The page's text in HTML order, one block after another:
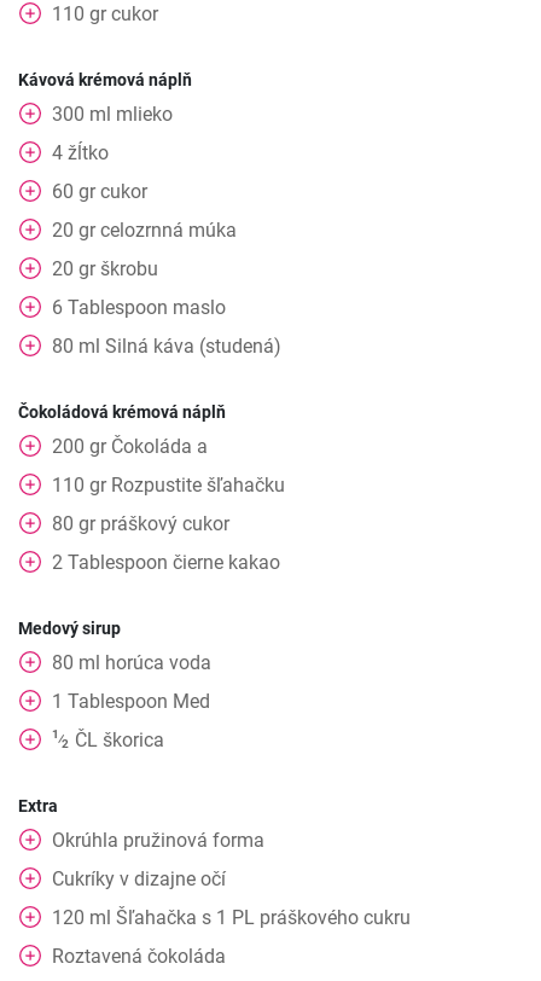
110 gr cukor
Kávová krémová náplň
300 ml mlieko
4 žĺtko
60 gr cukor
20 gr celozrnná múka
20 gr škrobu
6 Tablespoon maslo
80 ml Silná káva (studená)
Čokoládová krémová náplň
200 gr Čokoláda a
110 gr Rozpustite šľahačku
80 gr práškový cukor
2 Tablespoon čierne kakao
Medový sirup
80 ml horúca voda
1 Tablespoon Med
1⁄2 ČL škorica
Extra
Okrúhla pružinová forma
Cukríky v dizajne očí
120 ml Šľahačka s 1 PL práškového cukru
Roztavená čokoláda